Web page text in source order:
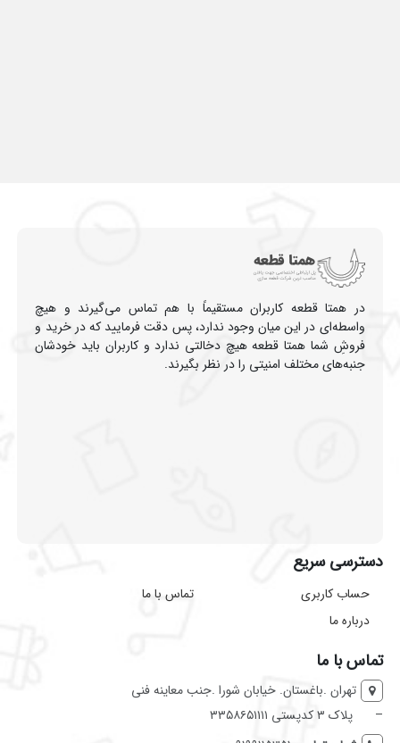
در همتا قطعه کاربران مستقیماً با هم تماس می‌گیرند و هیچ
واسطه‌ای در این میان وجود ندارد، پس دقت فرمایید که در خرید و
فروشِ شما همتا قطعه هیچ دخالتی ندارد و کاربران باید خودشان
جنبه‌های مختلف امنیتی را در نظر بگیرند.
دسترسی سریع
حساب کاربری
درباره ما
تماس با ما
تماس با ما
تهران .باغستان. خیابان شورا .جنب معاینه فنی
–
پلاک ۳ کدپستی ۳۳۵۸۶۵۱۱۱۱